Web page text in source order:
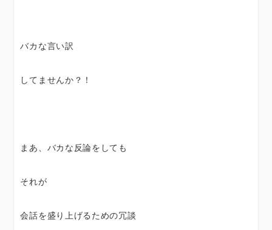
バカな言い訳
してませんか？！
まあ、バカな反論をしても
それが
会話を盛り上げるための冗談